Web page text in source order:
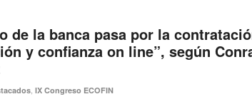
de la banca pasa por la
y confianza on line”, según
IX Congreso ECOFIN